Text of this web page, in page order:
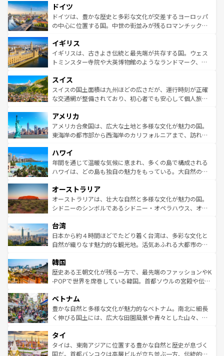
せる。地方によって風土や気候が異なるスペインはその個
性で訪れる人を魅了する。 なお、新着のスペイン情報は コ
ンテンツ一覧を参照してほしい。
で、幅広い魅力が詰まっている。華麗な宮殿、歴史的な大
聖堂、美しいビーチ、そして豊かな自然が、訪れる者を心
から魅了する。また、フランスは美食の国としても知ら
いる。シャンパンの発祥地であるランス、プロヴァンスの
香り高いラベンダー畑など、多彩な楽しみ方が可能だ。さ
らに、パリ以外の地域にも魅力が溢れており、どの街角に
れる地方に足を運ぶとそれぞれで全く異なる文化を体験で
きるだろう。 なお、新着のフランス情報はコンテンツ一覧
を参照してほしい。
ドイツ
ドイツは、豊かな歴史と多彩な文化が交差するヨーロッパ
の中心に位置する国。中世の街並みが残るロマンチック街
顔を持つこの国は、どこを歩いても飽きることがない。ベ
ルリンの文化的活気、バイエルン州のアルプスの絶景、そ
してライン川沿いのワイン畑といった風景は必見。ビール
は、お酒好きな人にはぜひ体験してほしい。 なお、新着の
ドイツ情報はコンテンツ一覧を参照してほしい。
イギリス
イギリスは、古きよき伝統と最先端が共存する国。ウェス
トミンスター寺院や大英博物館のようなランドマーク、歴
リアごとに異なる魅力がある。また、優雅なアフタヌーン
ティー、ビール好きにはたまらない英国パブ、サッカー観
戦など、本場だからこそできる体験も豊富。イギリスを旅
ンツ一覧を参照してほしい。
スイス
スイスの国土面積は九州ほどの広さだが、運行時刻が正確
な交通網が整備されており、初心者でも安心して個人旅行
の建物がそのまま残る町や、スイスならではのユニークな
博物館もあり、アルプス観光だけでなく町歩きも満喫する
ことができる。国民の所得が高いため物価も高いが、旅行
ば市内交通費無料で観光を楽しむこともできる。 なお、新
着のスイス情報はコンテンツ一覧 を参照してほしい。
アメリカ
アメリカ合衆国は、広大な土地と多様な文化が魅力の国。
東海岸の都市部から西海岸のカリフォルニアまで、訪れる
のような巨大都市は、観光、ショッピング、エンターテイ
ンメントが詰まった刺激的なスポットだ。一方、アメリカ
西部には大自然が広がり、グランドキャニオンやイエロー
部のニューオーリンズでは、音楽と美食が融合した独特の
文化が魅力。旅行者はアメリカの各地域で異なる魅力を楽
しみながら、その多様性と豊かな歴史を感じることができ
ならではの贅沢な旅のスタイルだ。 なお、新着のアメリカ
情報はコンテンツ一覧を参照してほしい。
ハワイ
年間を通じて温暖な気候に恵まれ、多くの島で構成される
ハワイは、どの島も独自の魅力をもっている。大自然の神
ワイ島は見逃せない。また、定番の観光地といえばオアフ
島だが、静かな自然を求めるならマウイ島やカウアイ島が
おすすめ。エメラルドグリーンに輝く海をはじめ、豊かな
れるおもてなしの心で訪れる人々を迎えてくれるハワイの
人々、おいしいローカルフードやハワイアンミュージッ
ク、伝統的なフラダンスなど、すべてがハワイの魅力を彩
ワイを、存分に味わってほしい。 なお、新着のハワイ情報
はコンテンツ一覧を参照してほしい。
オーストラリア
オーストラリアは、壮大な自然と多様な文化が魅力の国。
シドニーのシンボルであるシドニー・オペラハウス、オー
リアリーフや大陸中央部にそびえるウルル（エアーズロッ
ク）、タスマニアの美しい原生林やケアンズの熱帯雨林な
ど、見どころがたくさん。また、カフェやワイン、オージ
いる。アクティビティも充実しており、サーフィンやダイ
ビング、ハイキングなど、アウトドア好きにはたまらな
い。オーストラリアの多彩な魅力を存分に味わいつくそ
参照してほしい。
台湾
日本から約４時間ほどでたどり着く台湾は、多彩な文化と
自然が織りなす魅力的な観光地。活気あふれる大都市の台
ン）、静ひつな山岳地帯である台湾東部など、都市の喧騒
と山間の静けさが共存しており、訪れる人に新しい発見と
驚きをもたらしてくれる。また、奥深い台湾の食文化も魅
容にもいいと評判のスイーツなど、バラエティ豊かな料理
が味わえる。 なお、新着の台湾情報は コンテンツ一覧を参
照してほしい。
韓国
歴史ある王朝文化が残る一方で、最先端のファッションやK
-POPで世界を席巻している韓国。首都ソウルの宮殿や伝統
き、地方に足を延ばせば四季折々の自然美を楽しむことが
できる。そして、キムチや焼肉、絶品のストリートフード
まで、さまざまな韓国料理が待っている。夜には、韓国な
リティに包まれながら、韓国の多彩な魅力を心ゆくまで味
わってみてほしい。 なお、新着の韓国情報はコンテンツ一
覧を参照してほしい。
ベトナム
豊かな自然と多様な文化が魅力的なベトナム。南北に細長
く伸びる国土には、広大な田園風景や青々とした山々、世
急速な発展と共に伝統が息づく。ハノイの古い町並みやホ
ーチミン市のフランス統治時代の建物も、独特の雰囲気を
醸し出している。また、バラエティの豊かさとおいしさで
タイ
タイは、東南アジアに位置する豊かな自然と歴史が息づく
国だ。首都バンコクは高層ビルが立ち並ぶ一方、伝統的な